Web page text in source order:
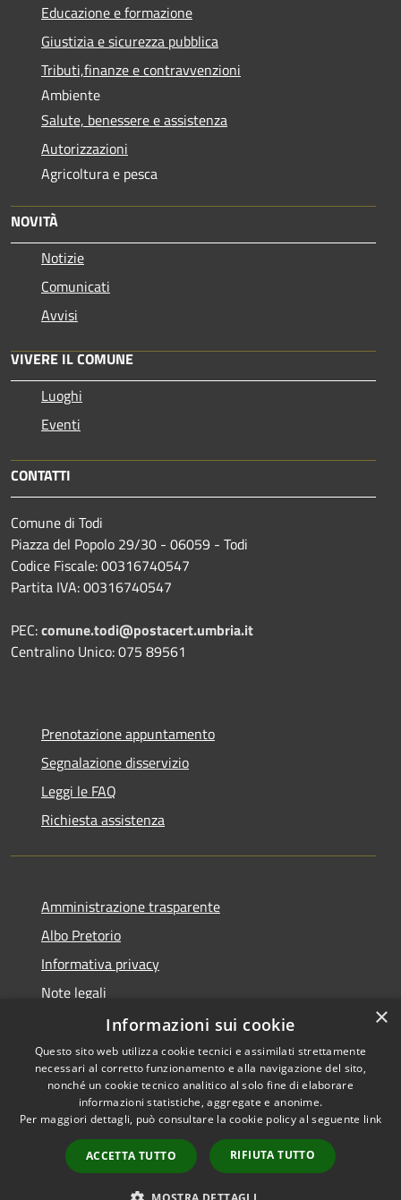
Educazione e formazione
Giustizia e sicurezza pubblica
Tributi,finanze e contravvenzioni
Ambiente
Salute, benessere e assistenza
Autorizzazioni
Agricoltura e pesca
NOVITÀ
Notizie
Comunicati
Avvisi
VIVERE IL COMUNE
Luoghi
Eventi
CONTATTI
Comune di Todi
Piazza del Popolo 29/30 - 06059 - Todi
Codice Fiscale: 00316740547
Partita IVA: 00316740547
PEC:comune.todi@postacert.umbria.it
Centralino Unico: 075 89561
Prenotazione appuntamento
Segnalazione disservizio
Leggi le FAQ
Richiesta assistenza
Amministrazione trasparente
Albo Pretorio
Informativa privacy
Note legali
Dichiarazione di accessibilità
RSS
Accessibilità
Copyright © 2026 • Comune di
Todi • Powered by
Municipium•
Accesso
redazione
×
Informazioni sui cookie
Questo sito web utilizza cookie tecnici e assimilati strettamente
necessari al corretto funzionamento e alla navigazione del sito,
nonché un cookie tecnico analitico al solo fine di elaborare
informazioni statistiche, aggregate e anonime.
Per maggiori dettagli, può consultare la cookie policy al seguente link
ACCETTA TUTTO RIFIUTA TUTTO